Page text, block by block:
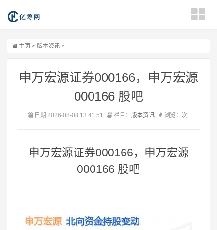
主页 > 版本资讯 >
申万宏源证券000166，申万宏源
000166 股吧
日期:2026-08-08 13:41:51 栏目： 版本资讯 浏览： 次
申万宏源证券000166，申万宏源
000166 股吧